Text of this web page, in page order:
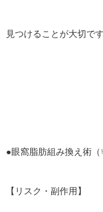
見つけることが大切です
●眼窩脂肪組み換え術
【リスク・副作用】